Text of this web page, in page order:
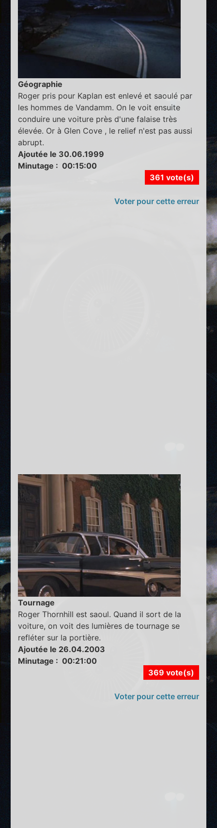
Géographie
Roger pris pour Kaplan est enlevé et saoulé par
les hommes de Vandamm. On le voit ensuite
conduire une voiture près d'une falaise très
élevée. Or à Glen Cove , le relief n'est pas aussi
abrupt.
Ajoutée le 30.06.1999
Minutage : 00:15:00
361 vote(s)
Voter pour cette erreur
Tournage
Roger Thornhill est saoul. Quand il sort de la
voiture, on voit des lumières de tournage se
refléter sur la portière.
Ajoutée le 26.04.2003
Minutage : 00:21:00
369 vote(s)
Voter pour cette erreur